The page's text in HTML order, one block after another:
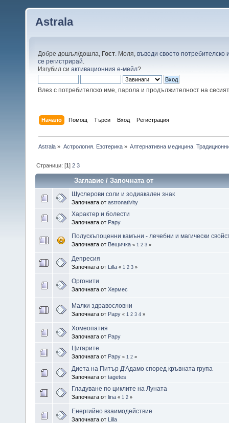
Astrala
Добре дошъл/дошла, Гост . Моля, въведи своето потребителско
се регистрирай
Изгубил си активационния е-мейл?
Влез с потребителско име, парола и продължителност на
Начало Помощ Търси Вход Регистрация
Astrala » Астрология. Езотерика» Алтернативна медицина.
Страници: [1]2 3
Заглавие /Започната от
Шуслерови соли и зодиакален знак
Започната от astronativity
Характер и болести
Започната от Papy
Полускъпоценни камъни - лечебни и магически
Започната от Вещичка « 1 2 3 »
Депресия
Започната от Lilla « 1 2 3 »
Оргонити
Започната от Хермес
Малки здравословни
Започната от Papy « 1 2 3 4 »
Хомеопатия
Започната от Papy
Цигарите
Започната от Papy « 1 2 »
Диета на Питър Д'Адамо според кръвната група
Започната от tagetes
Гладуване по циклите на Луната
Започната от lina « 1 2 »
Енергийно взаимодействие
Започната от Lilla